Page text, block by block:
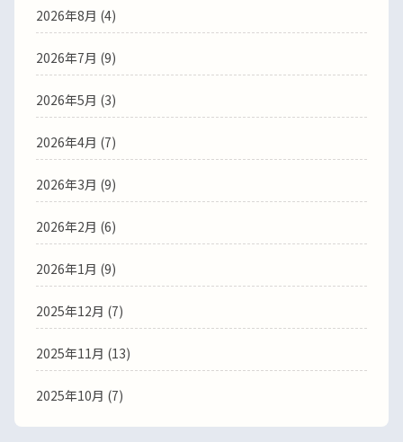
2026年8月 (4)
2026年7月 (9)
2026年5月 (3)
2026年4月 (7)
2026年3月 (9)
2026年2月 (6)
2026年1月 (9)
2025年12月 (7)
2025年11月 (13)
2025年10月 (7)